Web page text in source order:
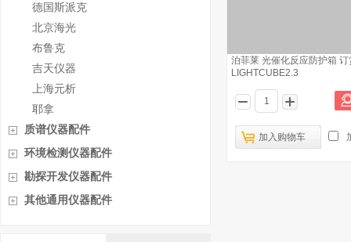
德国斯派克
北京海光
布鲁克
吉天仪器
上海元析
耶拿
质谱仪器配件
环境检测仪器配件
勘探开发仪器配件
其他通用仪器配件
泊菲莱 光催化反应防护箱 订
LIGHTCUBE2.3
加入购物车